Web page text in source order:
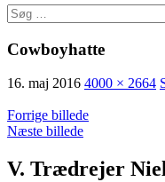
Søg
efter:
Cowboyhatte
16. maj 2016 4000 × 2664
Forrige billede
Næste billede
V. Trædrejer